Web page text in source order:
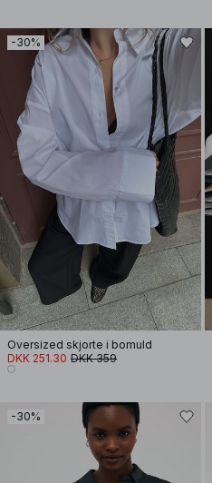
-30%
Oversized skjorte i bomuld
DKK 251.30 DKK 359
-30%